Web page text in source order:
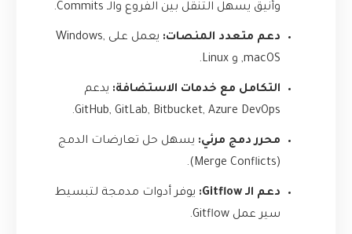
وأنيق يسهل التنقل بين الفروع والـ Commits.
دعم متعدد المنصات:
يعمل على Windows,
macOS, و Linux.
التكامل مع خدمات الاستضافة: يدعم
GitHub, GitLab, Bitbucket, Azure DevOps.
محرر دمج مرئي: يسهل حل تعارضات الدمج
(Merge Conflicts).
دعم الـ Gitflow:
يوفر أدوات مدمجة لتبسيط
سير عمل Gitflow.